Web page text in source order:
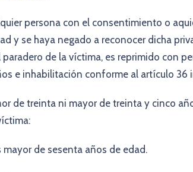
persona con el consentimiento o
y se haya negado a reconocer dicha
de la víctima, es reprimido con
e inhabilitación conforme al artículo 36
de treinta ni mayor de treinta y cinco
de sesenta años de edad.